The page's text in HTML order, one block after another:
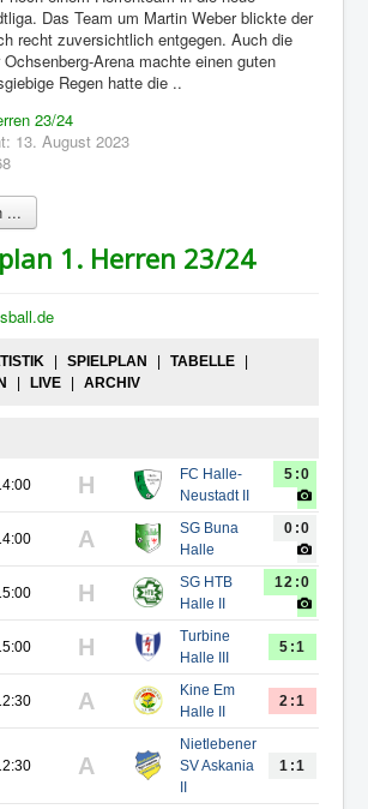
Das Team um Martin Weber blickte der
recht zuversichtlich entgegen. Auch die
Arena machte einen guten
Regen hatte die ..
23/24
13. August 2023
...
1. Herren 23/24
| SPIELPLAN | TABELLE
|
| LIVE | ARCHIV
H
FC Halle-
Neustadt II
5:0
A
SG Buna
Halle
0:0
H
SG HTB
Halle II
12:0
H
Turbine
Halle III
5:1
A
Kine Em
Halle II
2:1
A
Nietlebener
SV Askania
II
1:1